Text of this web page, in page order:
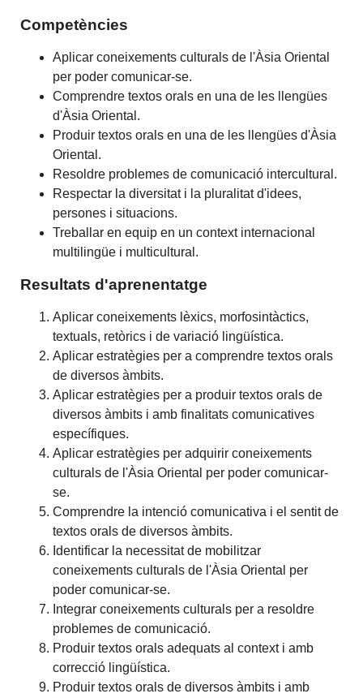
Competències
Aplicar coneixements culturals de l'Àsia Oriental
per poder comunicar-se.
Comprendre textos orals en una de les llengües
d'Àsia Oriental.
Produir textos orals en una de les llengües d'Àsia
Oriental.
Resoldre problemes de comunicació intercultural.
Respectar la diversitat i la pluralitat d'idees,
persones i situacions.
Treballar en equip en un context internacional
multilingüe i multicultural.
Resultats d'aprenentatge
Aplicar coneixements lèxics, morfosintàctics,
textuals, retòrics i de variació lingüística.
Aplicar estratègies per a comprendre textos orals
de diversos àmbits.
Aplicar estratègies per a produir textos orals de
diversos àmbits i amb finalitats comunicatives
específiques.
Aplicar estratègies per adquirir coneixements
culturals de l'Àsia Oriental per poder comunicar-
se.
Comprendre la intenció comunicativa i el sentit de
textos orals de diversos àmbits.
Identificar la necessitat de mobilitzar
coneixements culturals de l'Àsia Oriental per
poder comunicar-se.
Integrar coneixements culturals per a resoldre
problemes de comunicació.
Produir textos orals adequats al context i amb
correcció lingüística.
Produir textos orals de diversos àmbits i amb